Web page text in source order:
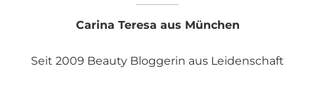
Carina Teresa aus München
Seit 2009 Beauty Bloggerin aus Leidenschaft